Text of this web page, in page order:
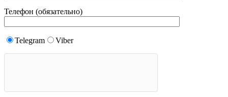
Телефон (обязательно)
Telegram Viber